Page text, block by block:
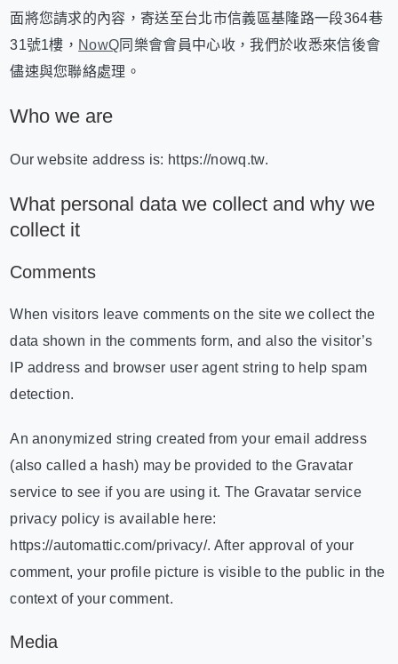
面將您請求的內容，寄送至台北市信義區基隆路一段364巷
31號1樓， NowQ同樂會會員中心收，我們於收悉來信後會
儘速與您聯絡處理。
Who we are
Our website address is: https://nowq.tw.
What personal data we collect and why we
collect it
Comments
When visitors leave comments on the site we collect the
data shown in the comments form, and also the visitor’s
IP address and browser user agent string to help spam
detection.
An anonymized string created from your email address
(also called a hash) may be provided to the Gravatar
service to see if you are using it. The Gravatar service
privacy policy is available here:
https://automattic.com/privacy/. After approval of your
comment, your profile picture is visible to the public in the
context of your comment.
Media